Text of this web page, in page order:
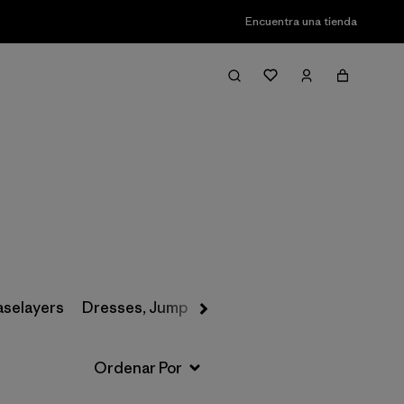
Encuentra una tienda
Filter & Sort
Dresses, Jumpsuits & Overalls